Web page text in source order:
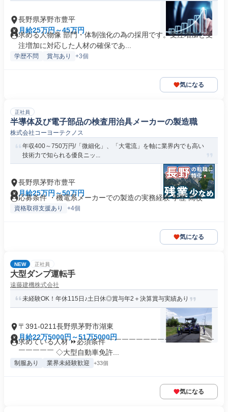
長野県茅野市豊平
月給25万円～45万円
求める人物像 部門・体制強化の為の採用です。受注増加と受
注増加に対応した人材の確保であ...
学歴不問 賞与あり +3個
気になる
正社員
半導体及び電子部品の検査用治具メーカーの製造職
株式会社コーヨーテクノス
年収400～750万円/「微細化」、「大電流」を軸に業界内でも高い
技術力で知られる優良ニッ...
長野県茅野市豊平
月給25万円～50万円
応募条件 ・機電系メーカーでの製造の実務経験 学歴 高校
資格取得支援あり +4個
気になる
NEW 正社員
大型ダンプ運転手
遠藤建機株式会社
未経験OK！年休115日♪土日休◎賞与年2＋決算賞与実績あり
〒391-0211長野県茅野市湖東
月給22万5000円～51万5000円
求めている人材 ⏩必須条件 ￣￣￣￣￣￣￣￣￣￣￣￣￣￣￣
￣￣￣￣￣ ◇大型自動車免許...
制服あり 業界未経験歓迎 +33個
気になる